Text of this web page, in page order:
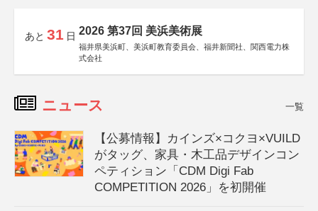
あと 31 日 2026 第37回 美浜美術展
福井県美浜町、美浜町教育委員会、福井新聞社、関西電力株
式会社
ニュース 一覧
【公募情報】カインズ×コクヨ×VUILD
がタッグ、家具・木工品デザインコン
ペティション「CDM Digi Fab
COMPETITION 2026」を初開催